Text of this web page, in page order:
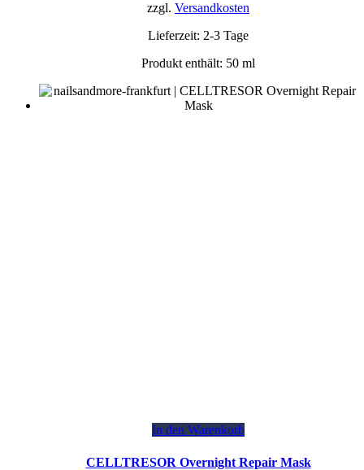
zzgl. Versandkosten
Lieferzeit: 2-3 Tage
Produkt enthält: 50 ml
In den Warenkorb
CELLTRESOR Overnight Repair Mask